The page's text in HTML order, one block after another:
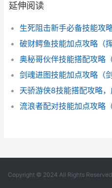
延伸阅读
Copyright © 2024 All Rights